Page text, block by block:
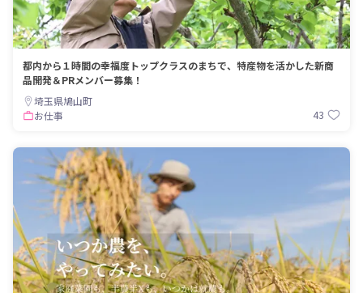
都内から１時間の幸福度トップクラスのまちで、特産物を活かした新商
品開発＆PRメンバー募集！
埼玉県鳩山町
お仕事
43